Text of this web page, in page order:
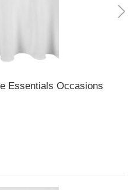
Essentials Occasions